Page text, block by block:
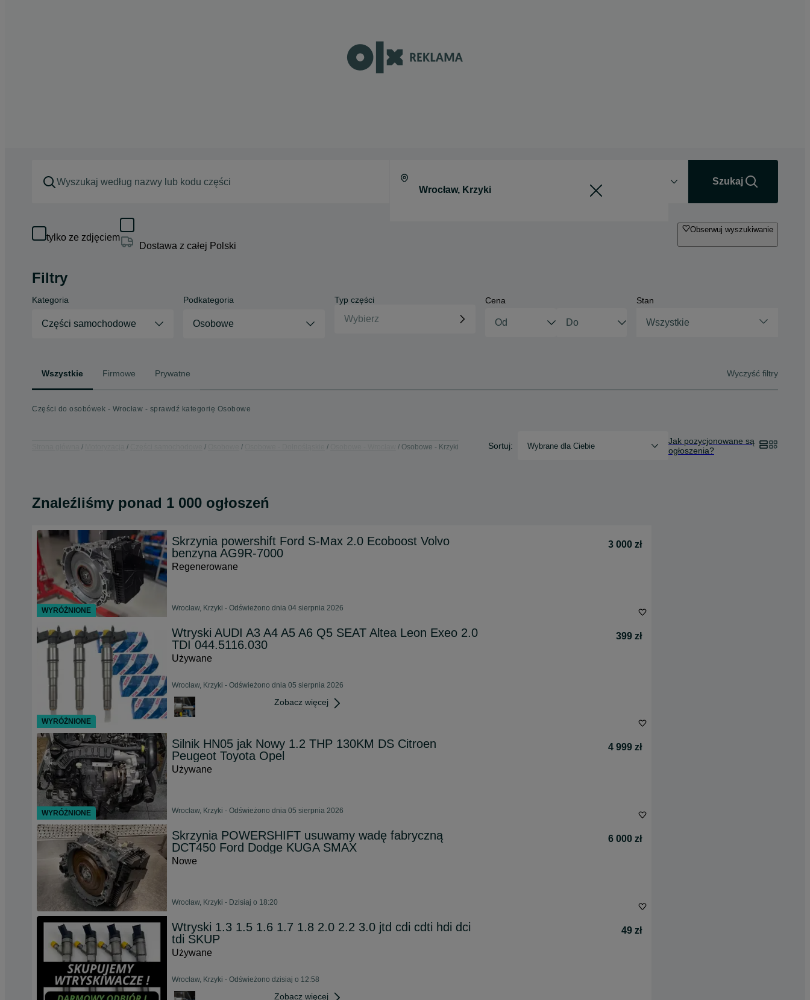
Szukaj
tylko ze zdjęciem
Dostawa z całej Polski
Obserwuj wyszukiwanie
Filtry
Kategoria
Części samochodowe
Podkategoria
Osobowe
Typ części Cena Stan
Wszystkie
Wszystkie Firmowe Prywatne Wyczyść filtry
Części do osobówek - Wrocław - sprawdź kategorię Osobowe
Osobowe - Krzyki Sortuj: Wybrane dla Ciebie
Jak pozycjonowane są
ogłoszenia?
Znaleźliśmy ponad 1 000 ogłoszeń
Skrzynia powershift Ford S-Max 2.0 Ecoboost Volvo
benzyna AG9R-7000
3 000 zł
Regenerowane
Wrocław, Krzyki - Odświeżono dnia 04 sierpnia 2026
Wtryski AUDI A3 A4 A5 A6 Q5 SEAT Altea Leon Exeo 2.0
TDI 044.5116.030
399 zł
Używane
Wrocław, Krzyki - Odświeżono dnia 05 sierpnia 2026
Zobacz więcej
Silnik HN05 jak Nowy 1.2 THP 130KM DS Citroen
Peugeot Toyota Opel
4 999 zł
Używane
Wrocław, Krzyki - Odświeżono dnia 05 sierpnia 2026
Skrzynia POWERSHIFT usuwamy wadę fabryczną
DCT450 Ford Dodge KUGA SMAX
6 000 zł
Nowe
Wrocław, Krzyki - Dzisiaj o 18:20
Wtryski 1.3 1.5 1.6 1.7 1.8 2.0 2.2 3.0 jtd cdi cdti hdi dci
tdi SKUP
49 zł
Używane
Wrocław, Krzyki - Odświeżono dzisiaj o 12:58
Zobacz więcej
WYRÓŻNIONE
WYRÓŻNIONE
WYRÓŻNIONE